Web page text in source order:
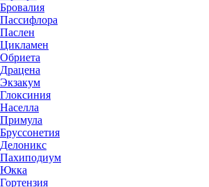
Бровалия
Пассифлора
Паслен
Цикламен
Обриета
Драцена
Экзакум
Глоксиния
Населла
Примула
Бруссонетия
Делоникс
Пахиподиум
Юкка
Гортензия